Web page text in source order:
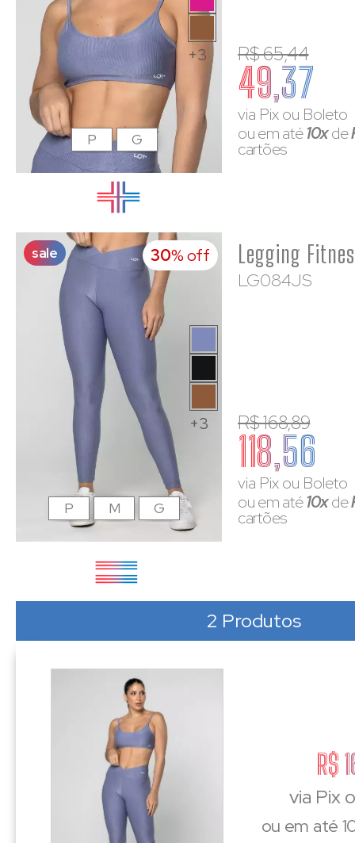
+3 R$ 65,44
49,37
via Pix ou Boleto
ou em até10xde
cartões
P G
sale 30% off
+3
LG084JS
R$ 168,89
118,56
via Pix ou Boleto
ou em até10xde
cartões
P M G
2 Produtos
R$
via Pix
ou em até